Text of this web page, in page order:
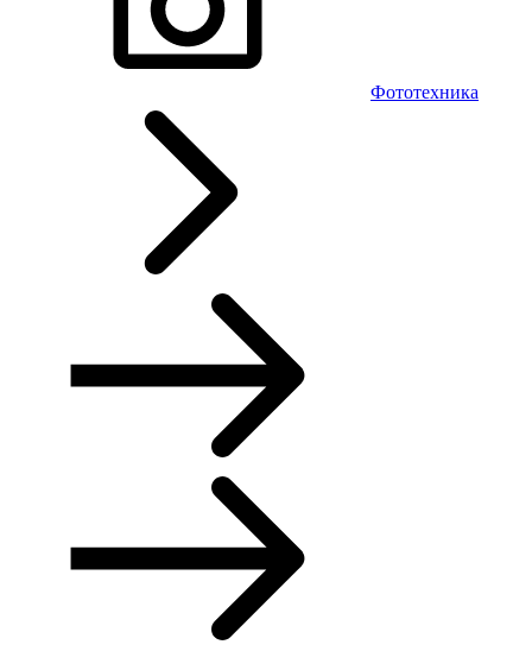
Фототехника